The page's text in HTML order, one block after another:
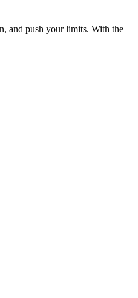
and push your limits. With the